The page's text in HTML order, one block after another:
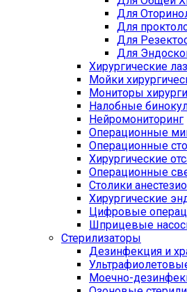
Для
Для
Для
Для
Хирургические
Мойки
Мониторы
Налобные
Нейромониторинг
Операционные
Операционные
Хирургические
Операционные
Столики
Хирургические
Цифровые
Шприцевые
Стерилизаторы
Дезинфекция и
Моечно-